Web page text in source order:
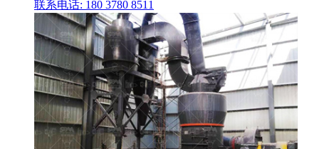
联系电话: 180 3780 8511